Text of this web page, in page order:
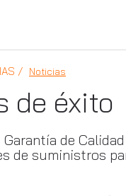
Noticias
de éxito
de
de suministros